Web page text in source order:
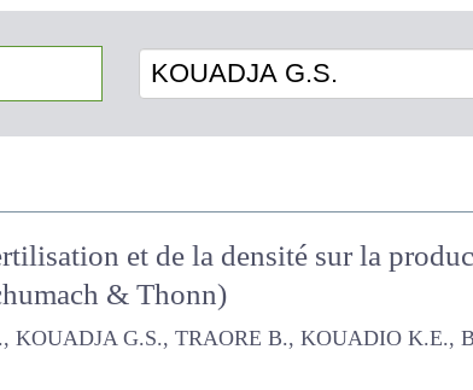
KOUADJA G.S.
et de la densité sur la
& Thonn)
G.S., TRAORE B., KOUADIO K.E., BAKAYOKO